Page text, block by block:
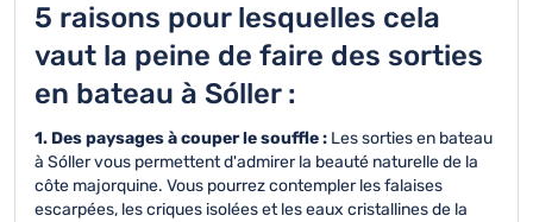
5 raisons pour lesquelles cela
vaut la peine de faire des sorties
en bateau à Sóller :
1. Des paysages à couper le souffle : Les sorties en bateau
à Sóller vous permettent d'admirer la beauté naturelle de la
côte majorquine. Vous pourrez contempler les falaises
escarpées, les criques isolées et les eaux cristallines de la